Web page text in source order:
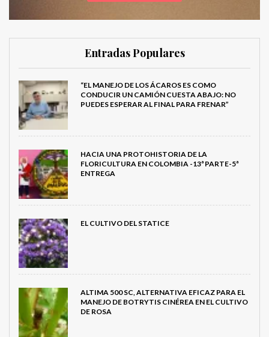
Entradas Populares
“EL MANEJO DE LOS ÁCAROS ES COMO
CONDUCIR UN CAMIÓN CUESTA ABAJO: NO
PUEDES ESPERAR AL FINAL PARA FRENAR”
HACIA UNA PROTOHISTORIA DE LA
FLORICULTURA EN COLOMBIA -13ª PARTE-5ª
ENTREGA
EL CULTIVO DEL STATICE
ALTIMA 500 SC, ALTERNATIVA EFICAZ PARA EL
MANEJO DE BOTRYTIS CINÉREA EN EL CULTIVO
DE ROSA